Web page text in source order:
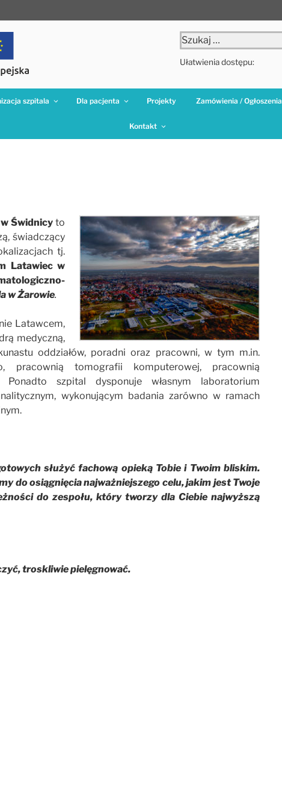
Szukaj:
Ułatwienia dostępu:
szpitala Dla pacjenta Projekty Zamówienia / Ogłoszenia
Kontakt
Świdnicy to
świadczący
tj.
Latawiec w
w Żarowie.
Latawcem,
medyczną,
oddziałów, poradni oraz pracowni, w tym m.in.
pracownią tomografii komputerowej, pracownią
szpital dysponuje własnym laboratorium
wykonującym badania zarówno w ramach
służyć fachową opieką Tobie i Twoim bliskim.
do osiągnięcia najważniejszego celu, jakim jest Twoje
do zespołu, który tworzy dla Ciebie najwyższą
troskliwie pielęgnować.